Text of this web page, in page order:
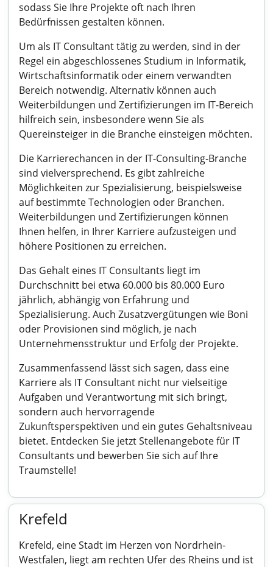
sodass Sie Ihre Projekte oft nach Ihren
Bedürfnissen gestalten können.
Um als IT Consultant tätig zu werden, sind in der
Regel ein abgeschlossenes Studium in Informatik,
Wirtschaftsinformatik oder einem verwandten
Bereich notwendig. Alternativ können auch
Weiterbildungen und Zertifizierungen im IT-Bereich
hilfreich sein, insbesondere wenn Sie als
Quereinsteiger in die Branche einsteigen möchten.
Die Karrierechancen in der IT-Consulting-Branche
sind vielversprechend. Es gibt zahlreiche
Möglichkeiten zur Spezialisierung, beispielsweise
auf bestimmte Technologien oder Branchen.
Weiterbildungen und Zertifizierungen können
Ihnen helfen, in Ihrer Karriere aufzusteigen und
höhere Positionen zu erreichen.
Das Gehalt eines IT Consultants liegt im
Durchschnitt bei etwa 60.000 bis 80.000 Euro
jährlich, abhängig von Erfahrung und
Spezialisierung. Auch Zusatzvergütungen wie Boni
oder Provisionen sind möglich, je nach
Unternehmensstruktur und Erfolg der Projekte.
Zusammenfassend lässt sich sagen, dass eine
Karriere als IT Consultant nicht nur vielseitige
Aufgaben und Verantwortung mit sich bringt,
sondern auch hervorragende
Zukunftsperspektiven und ein gutes Gehaltsniveau
bietet. Entdecken Sie jetzt Stellenangebote für IT
Consultants und bewerben Sie sich auf Ihre
Traumstelle!
Krefeld
Krefeld, eine Stadt im Herzen von Nordrhein-
Westfalen, liegt am rechten Ufer des Rheins und ist